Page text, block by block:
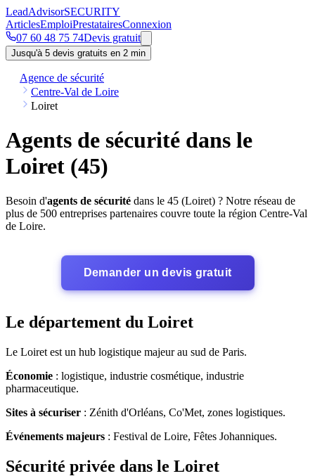
LeadAdvisorSECURITY
ArticlesEmploiPrestatairesConnexion
07 60 48 75 74Devis gratuit
Jusqu'à 5 devis gratuits en 2 min
Agence de sécurité
Centre-Val de Loire
Loiret
Agents de sécurité dans le
Loiret (45)
Besoin d'agents de sécurité dans le 45 (Loiret) ? Notre réseau de
plus de 500 entreprises partenaires couvre toute la région Centre-Val
de Loire.
Demander un devis gratuit
Le département du Loiret
Le Loiret est un hub logistique majeur au sud de Paris.
Économie : logistique, industrie cosmétique, industrie
pharmaceutique.
Sites à sécuriser : Zénith d'Orléans, Co'Met, zones logistiques.
Événements majeurs : Festival de Loire, Fêtes Johanniques.
Sécurité privée dans le Loiret